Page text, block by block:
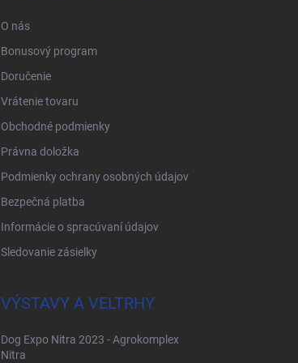
O nás
Bonusový program
Doručenie
Vrátenie tovaru
Obchodné podmienky
Právna doložka
Podmienky ochrany osobných údajov
Bezpečná platba
Informácie o spracúvaní údajov
Sledovanie zásielky
VÝSTAVY A VELTRHY
Dog Expo Nitra 2023 - Agrokomplex
Nitra